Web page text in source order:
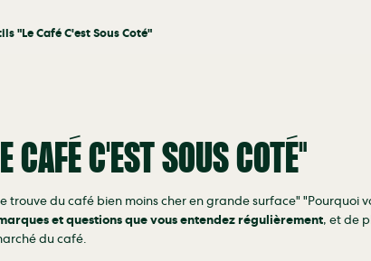
"Le Café C'est Sous Coté"
CAFÉ C'EST SOUS COTÉ"
trouve du café bien moins cher en grande surface" "Pourquoi
et questions que vous entendez régulièrement, et de
du café.